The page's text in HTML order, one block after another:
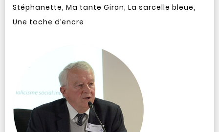
Stéphanette, Ma tante Giron, La sarcelle bleue,
Une tache d’encre